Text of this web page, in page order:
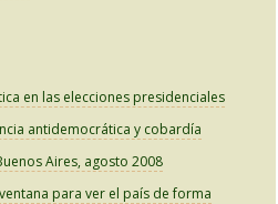
en las elecciones presidenciales
antidemocrática y cobardía
Aires, agosto 2008
para ver el país de forma